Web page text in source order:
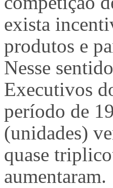
exista
produtos e
Nesse
Executivos
período de
(unidades)
quase
aumentaram.